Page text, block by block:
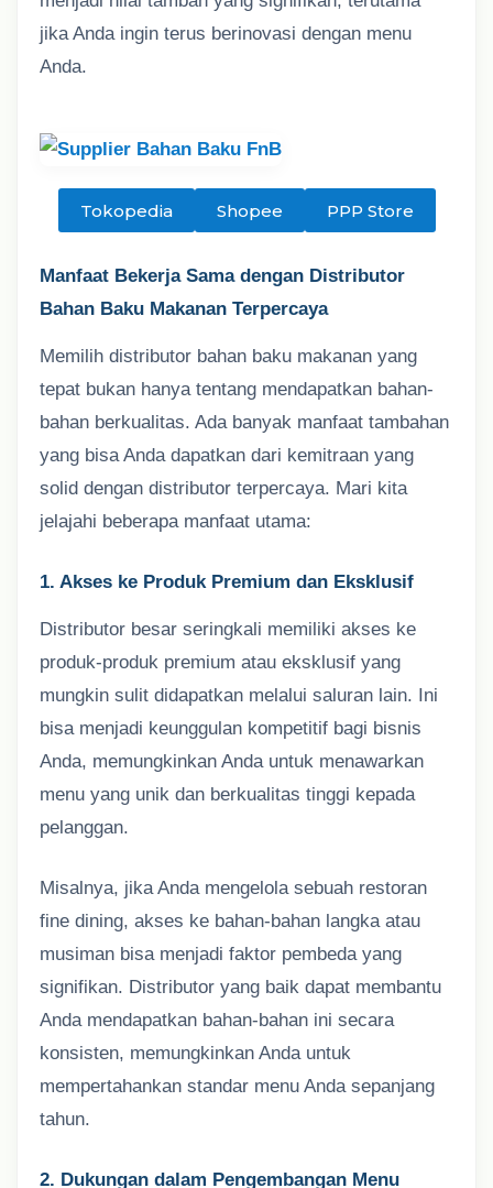
jika Anda ingin terus berinovasi dengan menu
Anda.
Tokopedia Shopee PPP Store
Manfaat Bekerja Sama dengan Distributor
Bahan Baku Makanan Terpercaya
Memilih distributor bahan baku makanan yang
tepat bukan hanya tentang mendapatkan bahan-
bahan berkualitas. Ada banyak manfaat tambahan
yang bisa Anda dapatkan dari kemitraan yang
solid dengan distributor terpercaya. Mari kita
jelajahi beberapa manfaat utama:
1. Akses ke Produk Premium dan Eksklusif
Distributor besar seringkali memiliki akses ke
produk-produk premium atau eksklusif yang
mungkin sulit didapatkan melalui saluran lain. Ini
bisa menjadi keunggulan kompetitif bagi bisnis
Anda, memungkinkan Anda untuk menawarkan
menu yang unik dan berkualitas tinggi kepada
pelanggan.
Misalnya, jika Anda mengelola sebuah restoran
fine dining, akses ke bahan-bahan langka atau
musiman bisa menjadi faktor pembeda yang
signifikan. Distributor yang baik dapat membantu
Anda mendapatkan bahan-bahan ini secara
konsisten, memungkinkan Anda untuk
mempertahankan standar menu Anda sepanjang
tahun.
2. Dukungan dalam Pengembangan Menu